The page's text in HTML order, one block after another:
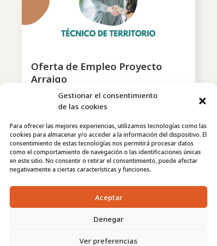
Gestionar el consentimiento
de las cookies
Para ofrecer las mejores experiencias, utilizamos tecnologías como las
cookies para almacenar y/o acceder a la información del dispositivo. El
consentimiento de estas tecnologías nos permitirá procesar datos
como el comportamiento de navegación o las identificaciones únicas
en este sitio. No consentir o retirar el consentimiento, puede afectar
negativamente a ciertas características y funciones.
Aceptar
Denegar
Ver preferencias
Oferta de Empleo Proyecto
Arraigo
Feb 5, 2024|Ofertas de Empleo
Técnico de Territorio.
Disponibilidad Parcial o jornada completa